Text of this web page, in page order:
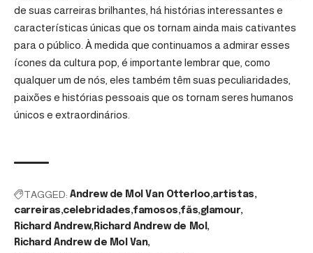
de suas carreiras brilhantes, há histórias interessantes e
características únicas que os tornam ainda mais cativantes
para o público. À medida que continuamos a admirar esses
ícones da cultura pop, é importante lembrar que, como
qualquer um de nós, eles também têm suas peculiaridades,
paixões e histórias pessoais que os tornam seres humanos
únicos e extraordinários.
TAGGED: Andrew de Mol Van Otterloo artistas
carreiras celebridades famosos fãs glamour
Richard Andrew Richard Andrew de Mol
Richard Andrew de Mol Van